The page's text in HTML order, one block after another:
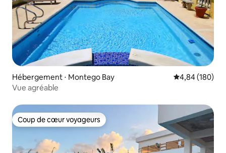
Hébergement ⋅ Montego Bay Évaluation
4,84 (180)
Vue agréable
Coup de cœur voyageurs
Coup de cœur voyageurs